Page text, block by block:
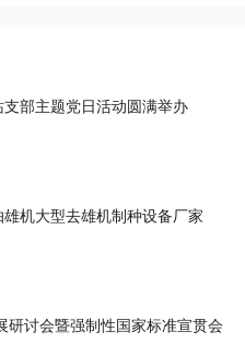
部主题党日活动圆满举办
机大型去雄机制种设备厂家
研讨会暨强制性国家标准宣贯会